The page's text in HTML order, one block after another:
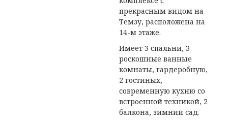
прекрасным видом на
Темзу, расположена на
14-м этаже.
Имеет 3 спальни, 3
роскошные ванные
комнаты, гардеробную,
2 гостиных,
современную кухню со
встроенной техникой, 2
балкона, зимний сад.